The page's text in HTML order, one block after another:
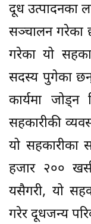
दूध उत्पादनका
सञ्चालन गरेका
गरेका यो
सदस्य पुगेका छन्
कार्यमा
सहकारीकी
यो सहकारीका
हजार २००
यसैगरी, यो
गरेर दूधजन्य